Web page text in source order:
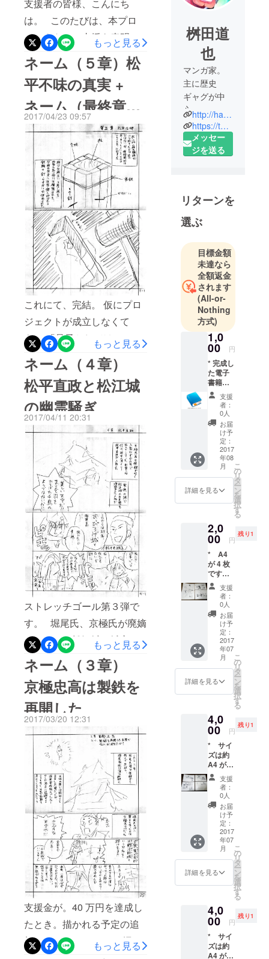
支援者の皆様、こんにち
は。 このたびは、本プロ
ジェクトへの支援を表明し
てくださり、ありがとうご
ざいました。 残念ながら、
プロジェクトは目標金額に
到達せず、幻の作品となっ
てしまいましたが、これに
懲りず、この経験を今後に
生かしていきたいと思いま
す。 ひとまずは本作品は凍
結させて、作家といての私
の今後の活動は、別のプロ
ジェクトへシフトすること
になりますが、変わらぬご
愛顧をいただけますよう、
よろしくお願いいたしま
す。 2017.05.01 桝田道也
もっと見る
ネーム（５章）松
平不味の真実 +
ネーム（最終章）
VS 長州軍
2017/04/23 09:57
これにて、完結。 仮にプロ
ジェクトが成立しなくて
も、 「骨子としては、こん
な物語になる予定だった」
と思っていただければ。
早く解放さ
れたくて、５章を詰め詰め
にしすぎてしまった感じ。
５章が 20 ページ、最終章が
４ページ、ってのがちょう
どよさそう。 もちろんこれ
らは初稿であり叩き台で
あって、ふつうはここから
推敲していくわけです。 プ
ロジェクトの成立を祈って
くださいませ＞ＡＬＬ
もっと見る
ネーム（４章）
松平直政と松江城
の幽霊騒ぎ
2017/04/11 20:31
ストレッチゴール第３弾で
す。 堀尾氏、京極氏が廃嫡
したあと、松江城の城主と
なったのは、 信州松本城に
月見櫓を築いたことでも知
られる松平直政でした。 本
章では、その松平直政が入
城した直後に起こった幽霊
騒動を描きます。 松江城に
関する（オカルト）逸話の
中でも特に有名な話です。
七代目藩主・松平不味公で
16 P使って、風呂敷をたた
む感じですかねー。
もっと見る
ネーム（３章）
京極忠高は製鉄を
再開した
2017/03/20 12:31
支援金が。40 万円を達成し
たとき。描かれる予定の追
加８ページなり。 堀尾もっと見る
桝田道
也
マンガ家。
主に歴史
ギャグが中
心。
1999 モーニ
ング新マグ
ナム増刊８
倉家騒動
記』『ファ
ンブル５』
『日本全国
波瀾万城』
http://haranbanjo.hatenablog.com/
https://twitter.com/mitimasu
メッセー
ジを送る
リターンを
選ぶ
目標金額
未達なら
全額返金
されます
(All-or-
Nothing
方式)
1,0
00 円
* 完成し
た電子
書籍を
リター
ンいた
しま
す。 *
巻末に
サポー
ター
（支援
者）の
一覧を
載せま
す。氏
名また
ドル
ネーム
と、
（あれ
ば）ア
イコン
を掲載
しま
す。 *
完成後
に読者
アン
ケート
を求め
ます。
そのア
ンケー
できま
す。
支援
者：
0人
お届
け予
定：
2017
年08
月
詳細を見る
こ
の
リ
タ
ー
ン
を
選
択
す
る
2,0
00 円
残り1
* A4
が 4 枚
です。
用紙は
コピー
用紙で
す。 *
作者は
デジタ
ルで仕
上げて
いるの
で、原
画は未
完成な
線画で
著作財
産権の
うち譲
渡され
るの
は、所
有権お
よび譲
渡権で
す。そ
の他の
著作財
産権の
支分権
は譲渡
されま
せん。
半の山
場が終
わった
直後の
箸休め
支援
者：
0人
お届
け予
定：
2017
年07
月
詳細を見る
こ
の
リ
タ
ー
ン
を
選
択
す
る
4,0
00 円
残り1
* サイ
ズは約
A4 が 4
枚です
* 作者
はデジ
タルで
仕上げ
ている
ので、
原画は
未完成
な線画
です。
* 著作
財産権
譲渡さ
れるの
は、所
有権お
よび譲
渡権で
支援
者：
0人
お届
け予
定：
2017
年07
月
詳細を見る
こ
の
リ
タ
ー
ン
を
選
択
す
る
4,0
00 円
残り1
* サイ
ズは約
A4 が 5